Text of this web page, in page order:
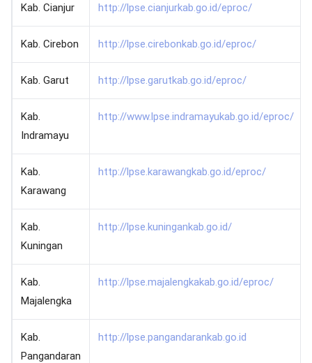
Kab. Cianjur http://lpse.cianjurkab.go.id/eproc/
Kab. Cirebon http://lpse.cirebonkab.go.id/eproc/
Kab. Garut http://lpse.garutkab.go.id/eproc/
Kab.
Indramayu
http://www.lpse.indramayukab.go.id/eproc/
Kab.
Karawang
http://lpse.karawangkab.go.id/eproc/
Kab.
Kuningan
http://lpse.kuningankab.go.id/
Kab.
Majalengka
http://lpse.majalengkakab.go.id/eproc/
Kab.
Pangandaran
http://lpse.pangandarankab.go.id